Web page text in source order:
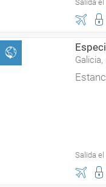
Salida
Galicia,
Salida